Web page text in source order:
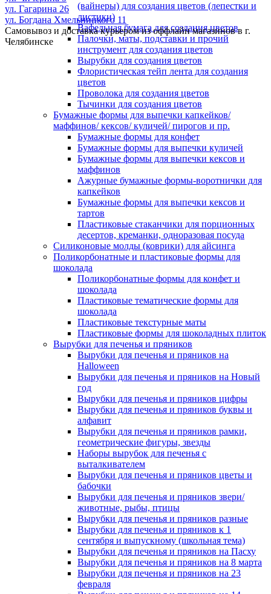
ул. Гагарина 26
ул. Богдана Хмельницкого 11
Самовывоз и доставка курьером из оффлайн магазинов в г.
Челябинске
(вайнеры) для создания цветов (лепестки и
листики)
Вафельная бумага для создания цветов
Палочки, маты, подставки и прочий
инструмент для создания цветов
Вырубки для создания цветов
Флористическая тейп лента для создания
цветов
Проволока для создания цветов
Тычинки для создания цветов
Бумажные формы для выпечки капкейков/
маффинов/ кексов/ куличей/ пирогов и пр.
Бумажные формы для конфет
Бумажные формы для выпечки куличей
Бумажные формы для выпечки кексов и
маффинов
Ажурные бумажные формы-воротнички для
капкейков
Бумажные формы для выпечки кексов и
тартов
Пластиковые стаканчики для порционных
десертов, креманки, одноразовая посуда
Силиконовые молды (коврики) для айсинга
Поликорбонатные и пластиковые формы для
шоколада
Поликорбонатные формы для конфет и
шоколада
Пластиковые тематические формы для
шоколада
Пластиковые текстурные маты
Пластиковые формы для шоколадных плиток
Вырубки для печенья и пряников
Вырубки для печенья и пряников на
Halloween
Вырубки для печенья и пряников на Новый
год
Вырубки для печенья и пряников цифры
Вырубки для печенья и пряников буквы и
алфавит
Вырубки для печенья и пряников рамки,
геометрические фигуры, звезды
Наборы вырубок для печенья с
выталкивателем
Вырубки для печенья и пряников цветы и
бабочки
Вырубки для печенья и пряников звери/
животные, рыбы, птицы
Вырубки для печенья и пряников разные
Вырубки для печенья и пряников к 1
сентября и выпускному (школьная тема)
Вырубки для печенья и пряников на Пасху
Вырубки для печенья и пряников на 8 марта
Вырубки для печенья и пряников на 23
февраля